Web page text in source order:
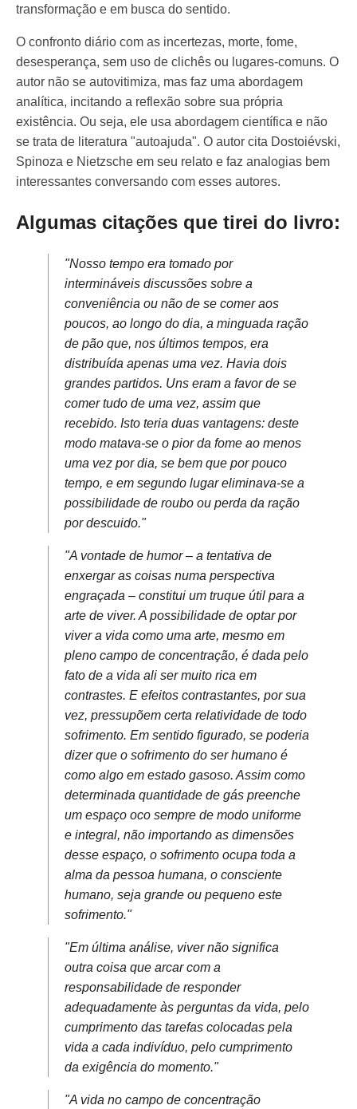
transformação e em busca do sentido.
O confronto diário com as incertezas, morte, fome,
desesperança, sem uso de clichês ou lugares-comuns. O
autor não se autovitimiza, mas faz uma abordagem
analítica, incitando a reflexão sobre sua própria
existência. Ou seja, ele usa abordagem científica e não
se trata de literatura "autoajuda". O autor cita Dostoiévski,
Spinoza e Nietzsche em seu relato e faz analogias bem
interessantes conversando com esses autores.
Algumas citações que tirei do livro:
"Nosso tempo era tomado por
intermináveis discussões sobre a
conveniência ou não de se comer aos
poucos, ao longo do dia, a minguada ração
de pão que, nos últimos tempos, era
distribuída apenas uma vez. Havia dois
grandes partidos. Uns eram a favor de se
comer tudo de uma vez, assim que
recebido. Isto teria duas vantagens: deste
modo matava-se o pior da fome ao menos
uma vez por dia, se bem que por pouco
tempo, e em segundo lugar eliminava-se a
possibilidade de roubo ou perda da ração
por descuido."
"A vontade de humor – a tentativa de
enxergar as coisas numa perspectiva
engraçada – constitui um truque útil para a
arte de viver. A possibilidade de optar por
viver a vida como uma arte, mesmo em
pleno campo de concentração, é dada pelo
fato de a vida ali ser muito rica em
contrastes. E efeitos contrastantes, por sua
vez, pressupõem certa relatividade de todo
sofrimento. Em sentido figurado, se poderia
dizer que o sofrimento do ser humano é
como algo em estado gasoso. Assim como
determinada quantidade de gás preenche
um espaço oco sempre de modo uniforme
e integral, não importando as dimensões
desse espaço, o sofrimento ocupa toda a
alma da pessoa humana, o consciente
humano, seja grande ou pequeno este
sofrimento."
"Em última análise, viver não significa
outra coisa que arcar com a
responsabilidade de responder
adequadamente às perguntas da vida, pelo
cumprimento das tarefas colocadas pela
vida a cada indivíduo, pelo cumprimento
da exigência do momento."
"A vida no campo de concentração